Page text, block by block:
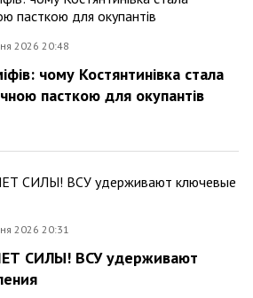
2026 20:48
чому Костянтинівка стала
пасткою для окупантів
2026 20:31
СИЛЫ! ВСУ удерживают